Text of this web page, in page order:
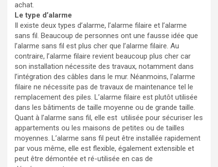
achat.
Le type d’alarme
Il existe deux types d’alarme, l’alarme filaire et l’alarme
sans fil. Beaucoup de personnes ont une fausse idée que
l’alarme sans fil est plus cher que l’alarme filaire. Au
contraire, l’alarme filaire revient beaucoup plus cher car
son installation nécessite des travaux, notamment dans
l’intégration des câbles dans le mur. Néanmoins, l’alarme
filaire ne nécessite pas de travaux de maintenance tel le
remplacement des piles. L’alarme filaire est plutôt utilisée
dans les bâtiments de taille moyenne ou de grande taille.
Quant à l’alarme sans fil, elle est utilisée pour sécuriser les
appartements ou les maisons de petites ou de tailles
moyennes. L’alarme sans fil peut être installée rapidement
par vous même, elle est flexible, également extensible et
peut être démontée et ré-utilisée en cas de